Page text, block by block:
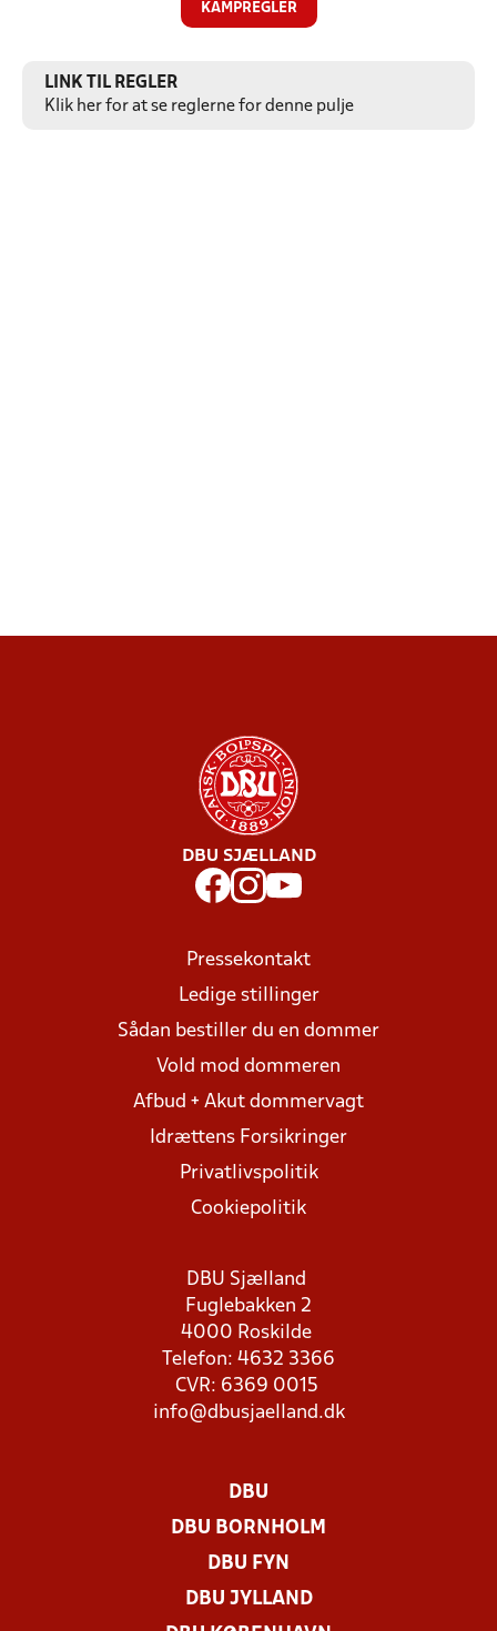
KAMPREGLER
LINK TIL REGLER
Klik her for at se reglerne for denne pulje
DBU SJÆLLAND
Pressekontakt
Ledige stillinger
Sådan bestiller du en dommer
Vold mod dommeren
Afbud + Akut dommervagt
Idrættens Forsikringer
Privatlivspolitik
Cookiepolitik
DBU Sjælland
Fuglebakken 2
4000 Roskilde
Telefon: 4632 3366
CVR: 6369 0015
info@dbusjaelland.dk
DBU
DBU BORNHOLM
DBU FYN
DBU JYLLAND